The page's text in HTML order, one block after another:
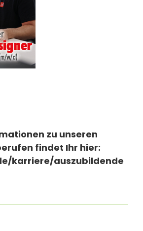
zu unseren
findet Ihr hier:
karriere/auszubildende